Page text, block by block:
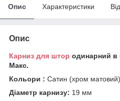
Опис Характеристики
Опис
Карниз для штор одинарний в
Макс.
Кольори : Сатин (хром матовий)
Діаметр карнизу: 19 мм